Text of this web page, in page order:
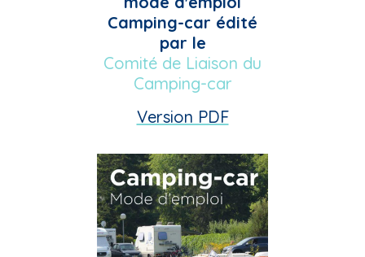
Camping-car édité
par le
Comité de Liaison du
Camping-car
Version PDF